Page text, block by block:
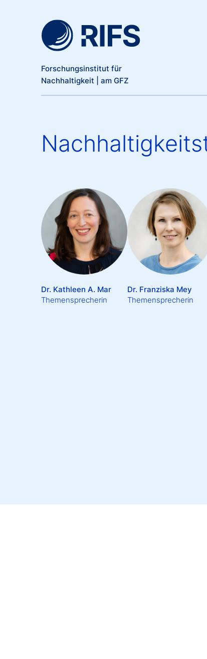
Forschungsinstitut für
Nachhaltigkeit | am GFZ
Dr. Kathleen A. Mar
Themensprecherin
Dr. Franziska Mey
Themensprecherin